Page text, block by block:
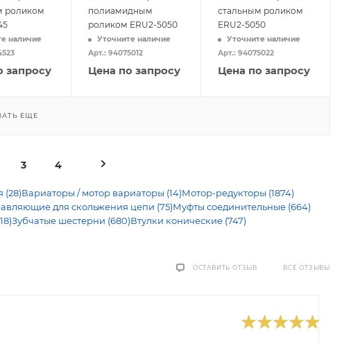
роликом
наличие
запросу
полиамидным
роликом ERU2-5050
Уточните наличие
Арт.: 94075012
Цена по запросу
стальным роликом
ERU2-5050
Уточните наличие
Арт.: 94075022
Цена по запросу
ЕЩЕ
3 4
(28)Вариаторы / мотор вариаторы (14)Мотор-редукторы (1874)
для скольжения цепи (75)Муфты соединительные (664)
Зубчатые шестерни (680)Втулки конические (747)
ВСЕ ОТЗЫВЫ
ОСТАВИТЬ ОТЗЫВ